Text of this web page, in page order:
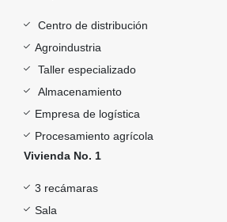
Centro de distribución
Agroindustria
Taller especializado
Almacenamiento
Empresa de logística
Procesamiento agrícola
Vivienda No. 1
3 recámaras
Sala